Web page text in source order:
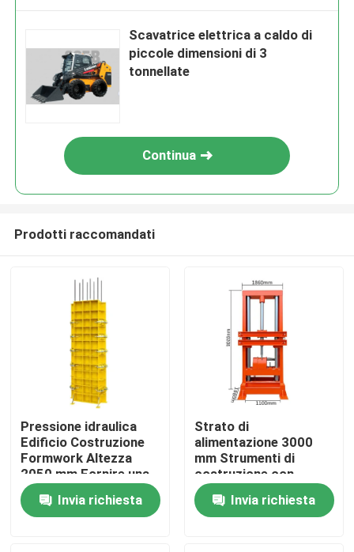
Casa
Prodotti
Scavatrice elettrica a caldo di
piccole dimensioni di 3
tonnellate
Continua
Prodotti raccomandati
Pressione idraulica
Edificio Costruzione
Formwork Altezza
2050 mm Fornire una
struttura robusta e
soluzioni di
assemblaggio sul sito
Invia richiesta
Strato di
alimentazione 3000
mm Strumenti di
costruzione con
dimensioni di
contorno 1860 860
1100 mm Adatti a
Invia richiesta